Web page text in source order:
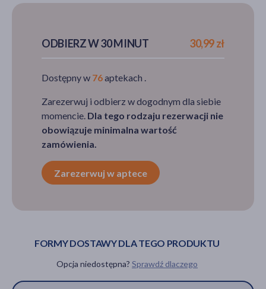
30,99 zł
NIEDOSTĘPNY
ODBIERZ W 30 MINUT 30,99 zł
Dostępny w 76aptekach .
Zarezerwuj i odbierz w dogodnym dla siebie
momencie. Dla tego rodzaju rezerwacji nie
obowiązuje minimalna wartość
zamówienia.
Zarezerwuj w aptece
FORMY DOSTAWY DLA TEGO PRODUKTU
Opcja niedostępna? Sprawdź dlaczego